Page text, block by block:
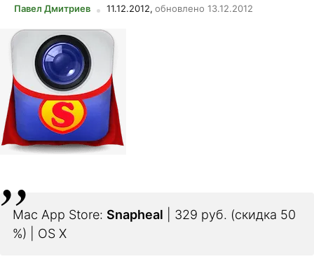
Павел Дмитриев 11.12.2012, обновлено 13.12.2012
Mac App Store: Snapheal | 329 руб. (скидка 50
%) | OS X